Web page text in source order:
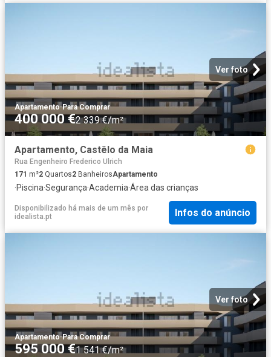
Ver foto
Apartamento·Para Comprar
400 000 €2 339 €/m²
Apartamento, Castêlo da Maia
Rua Engenheiro Frederico Ulrich
171 m²2 Quartos2 BanheirosApartamento
·Piscina·Segurança·Academia·Área das crianças
Disponibilizado há mais de um mês por
idealista.pt
Infos do anúncio
Ver foto
Apartamento·Para Comprar
595 000 €1 541 €/m²